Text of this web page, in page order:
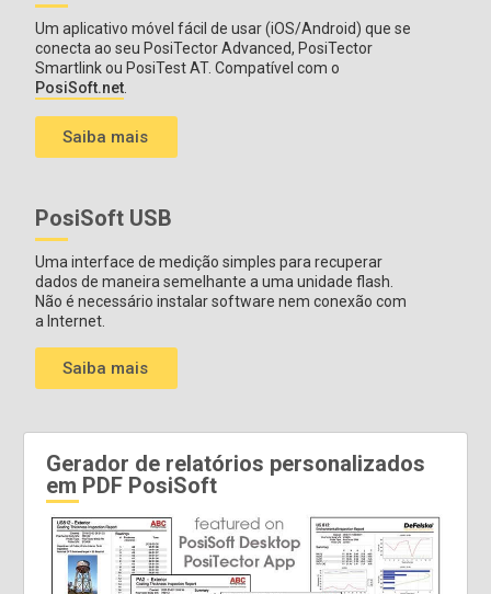
Um aplicativo móvel fácil de usar (iOS/Android) que se
conecta ao seu PosiTector Advanced, PosiTector
Smartlink ou PosiTest AT. Compatível com o
PosiSoft.net.
Saiba mais
PosiSoft USB
Uma interface de medição simples para recuperar
dados de maneira semelhante a uma unidade flash.
Não é necessário instalar software nem conexão com
a Internet.
Saiba mais
Gerador de relatórios personalizados
em PDF PosiSoft